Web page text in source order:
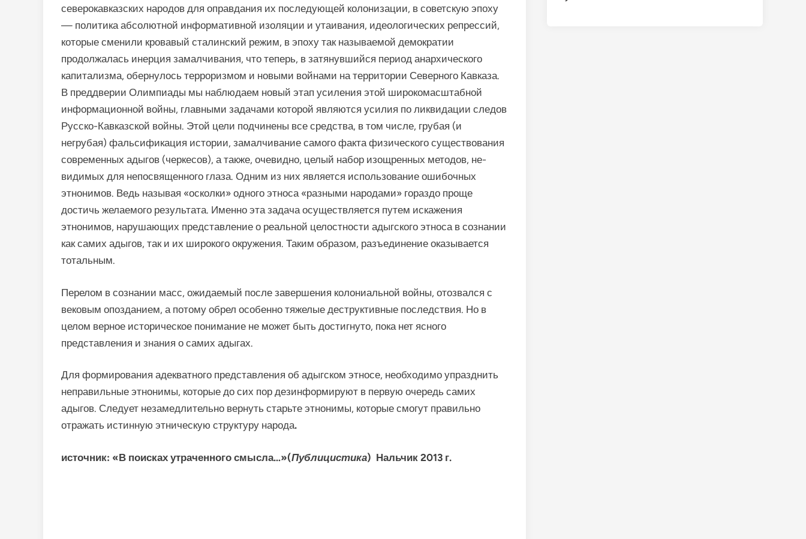
северокавказских народов для оправдания их последующей колонизации, в советскую эпоху
— поли­тика абсолютной информативной изоляции и утаивания, идеологических репрессий,
которые сменили кровавый сталинский режим, в эпоху так называемой демократии
продолжалась инерция замалчивания, что теперь, в затя­нувшийся период анархического
капитализма, обернулось терроризмом и новыми войнами на территории Северного Кавказа.
В преддверии Олимпиады мы наблюдаем новый этап усиления этой широкомасштабной
информационной войны, главными задачами которой являются усилия по ликвидации следов
Русско-Кавказской войны. Этой цели подчинены все средства, в том числе, грубая (и
негрубая) фальсификация истории, замалчивание самого факта фи­зического существования
современных адыгов (черкесов), а также, очевидно, целый набор изощренных методов, не­
видимых для непосвященного глаза. Одним из них явля­ется использование ошибочных
этнонимов. Ведь называя «осколки» одного этноса «разными народами» гораздо проще
достичь желаемого результата. Именно эта задача осуществляется путем искажения
этнонимов, нарушающих представление о реальной целостности адыгского этноса в сознании
как самих адыгов, так и их широкого окружения. Таким образом, разъединение оказывается
тотальным.
Перелом в сознании масс, ожидаемый после завер­шения колониальной войны, отозвался с
вековым опозда­нием, а потому обрел особенно тяжелые деструктивные последствия. Но в
целом верное историческое понимание не может быть достигнуто, пока нет ясного
представления и знания о самих адыгах.
Для формирования адекватного представления об адыгском этносе, необходимо упразднить
неправильные этнонимы, которые до сих пор дезинформируют в первую очередь самих
адыгов. Следует незамедлительно вернуть старьте этнонимы, которые смогут правильно
отражать истинную этническую структуру народа.
источник: «В поисках утраченного смысла…»(Публицистика) Нальчик 2013 г.